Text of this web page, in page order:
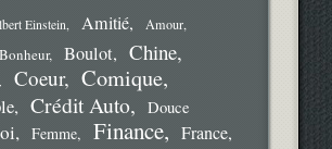
Einstein Amitié Amour
Bonheur Boulot Chine
Coeur Comique
Crédit Auto
Douce
Femme Finance France